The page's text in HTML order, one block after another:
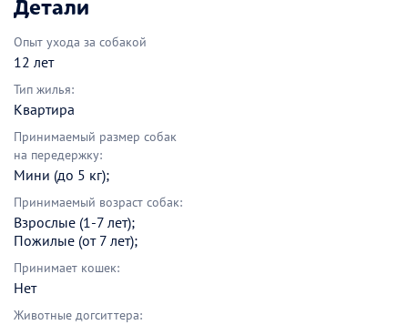
Опыт ухода за собакой
12 лет
Тип жилья:
Квартира
Принимаемый размер собак
на передержку:
Мини (до 5 кг);
Принимаемый возраст собак:
Взрослые (1-7 лет);
Пожилые (от 7 лет);
Принимает кошек:
Нет
Животные догситтера: